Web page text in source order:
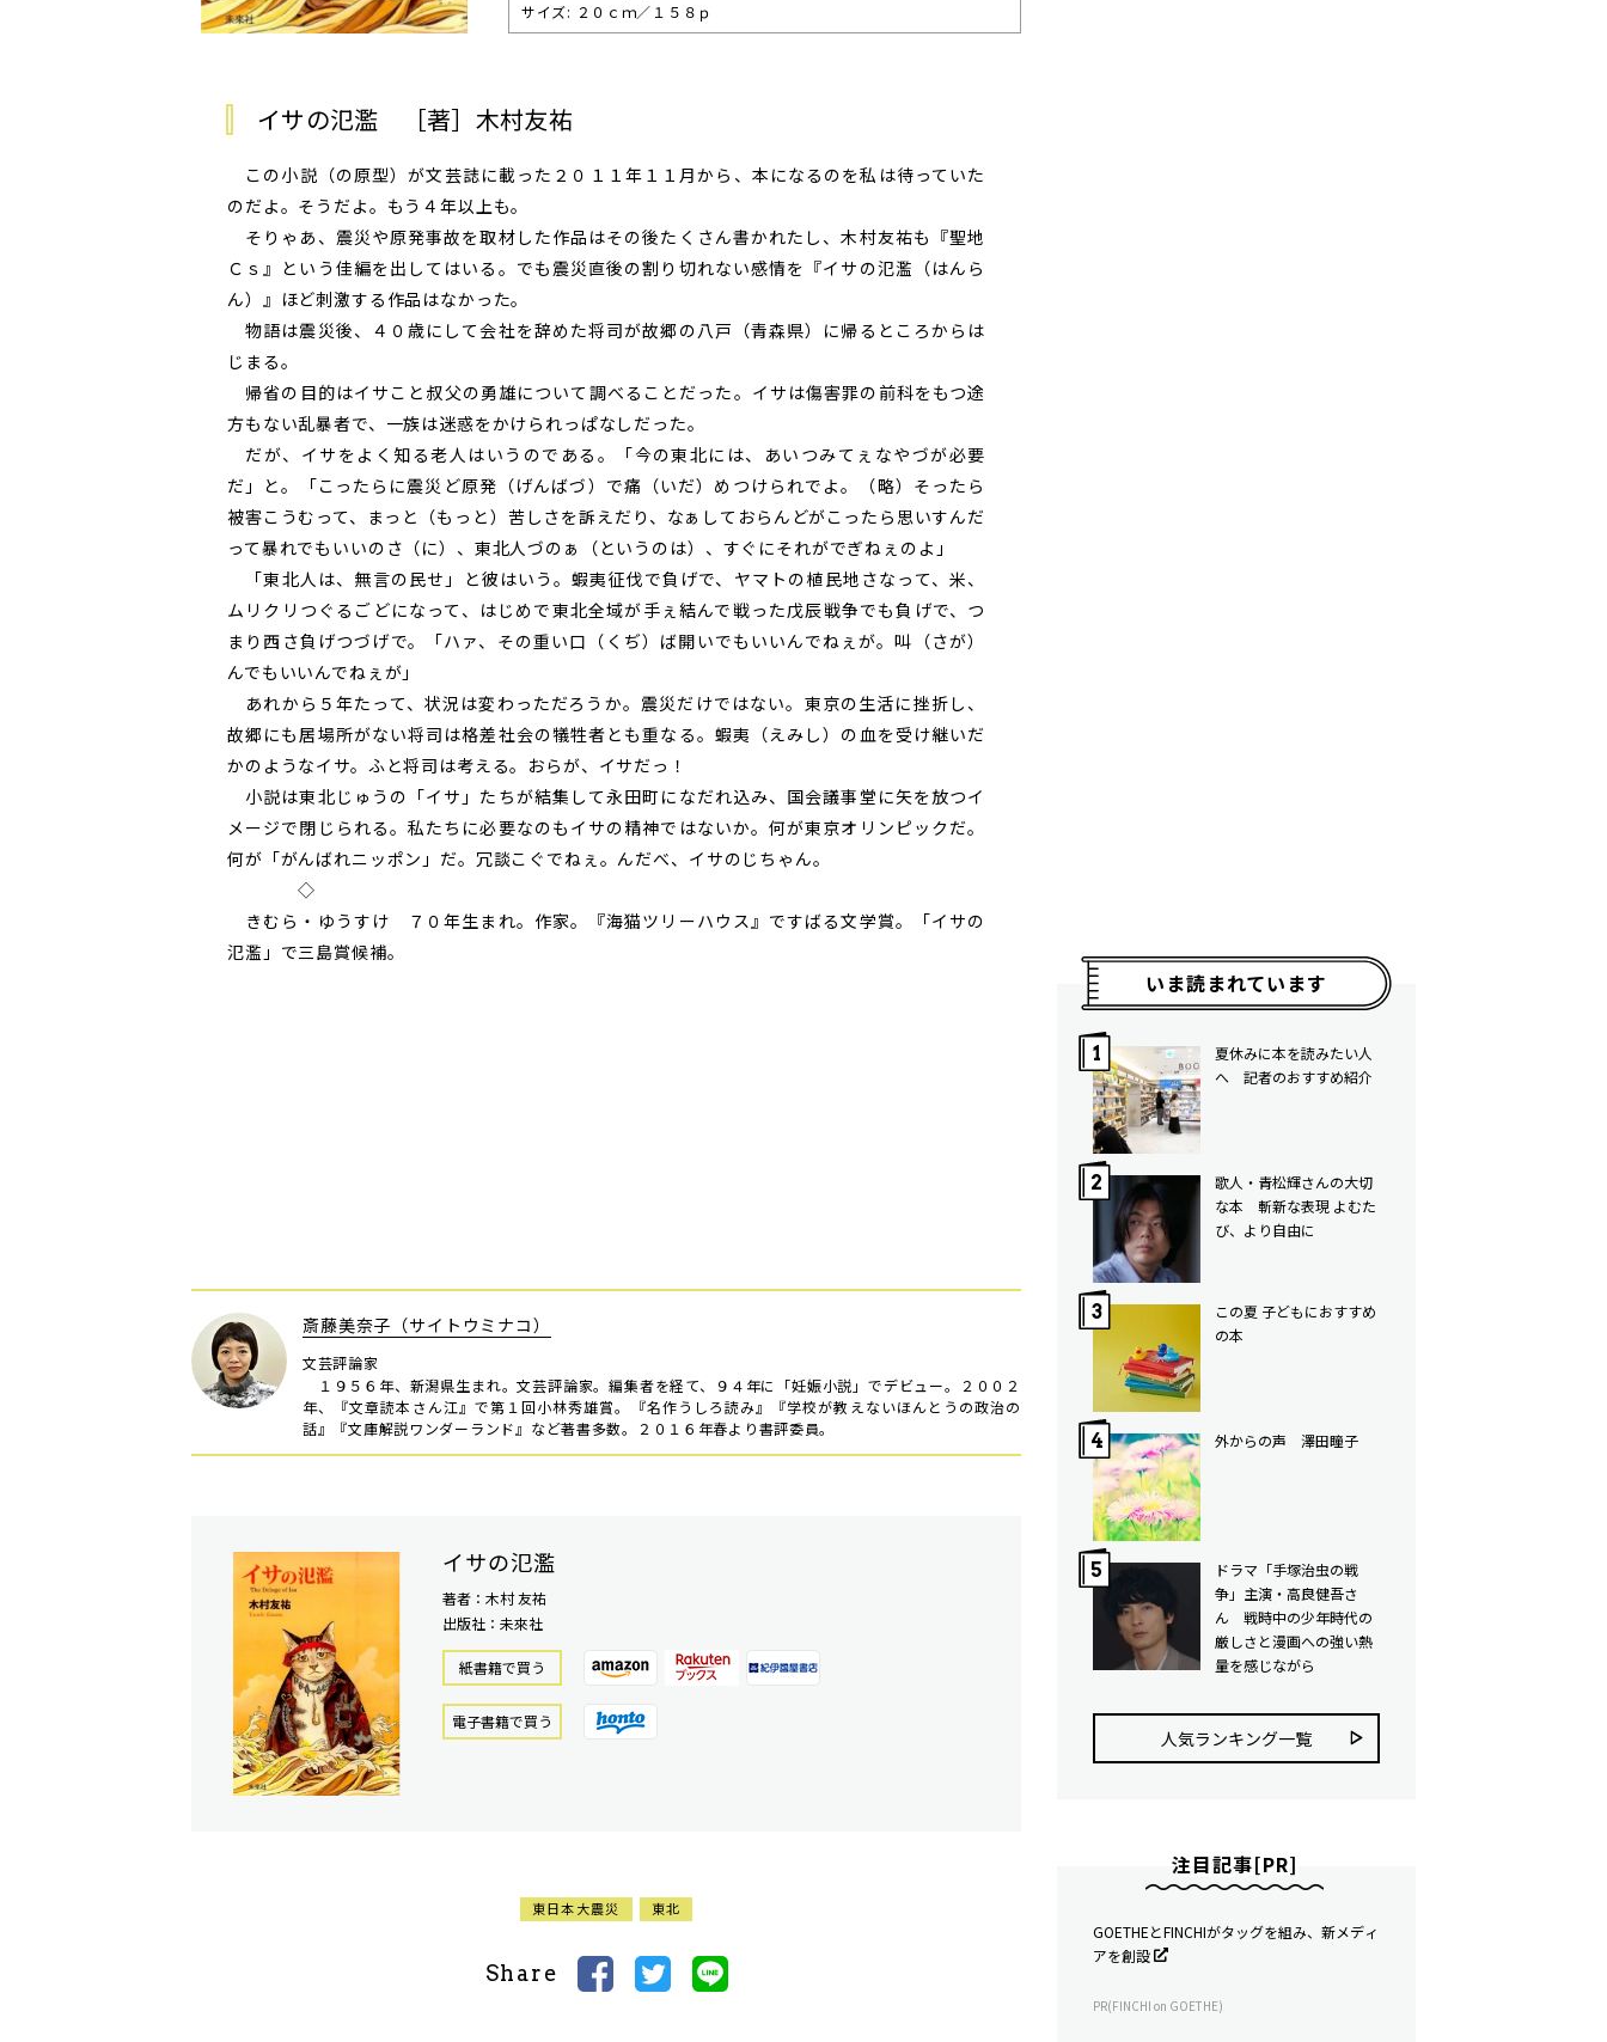
サイズ: ２０ｃｍ／１５８ｐ
イサの氾濫 ［著］木村友祐
この小説（の原型）が文芸誌に載った２０１１年１１月から、本になるのを私は待っていた
のだよ。そうだよ。もう４年以上も。
そりゃあ、震災や原発事故を取材した作品はその後たくさん書かれたし、木村友祐も『聖地
Ｃｓ』という佳編を出してはいる。でも震災直後の割り切れない感情を『イサの氾濫（はんら
ん）』ほど刺激する作品はなかった。
物語は震災後、４０歳にして会社を辞めた将司が故郷の八戸（青森県）に帰るところからは
じまる。
帰省の目的はイサこと叔父の勇雄について調べることだった。イサは傷害罪の前科をもつ途
方もない乱暴者で、一族は迷惑をかけられっぱなしだった。
だが、イサをよく知る老人はいうのである。「今の東北には、あいつみてぇなやづが必要
だ」と。「こったらに震災ど原発（げんばづ）で痛（いだ）めつけられでよ。（略）そったら
被害こうむって、まっと（もっと）苦しさを訴えだり、なぁしておらんどがこったら思いすんだ
って暴れでもいいのさ（に）、東北人づのぁ（というのは）、すぐにそれがでぎねぇのよ」
「東北人は、無言の民せ」と彼はいう。蝦夷征伐で負げで、ヤマトの植民地さなって、米、
ムリクリつぐるごどになって、はじめで東北全域が手ぇ結んで戦った戊辰戦争でも負げで、つ
まり西さ負げつづげで。「ハァ、その重い口（くぢ）ば開いでもいいんでねぇが。叫（さが）
んでもいいんでねぇが」
あれから５年たって、状況は変わっただろうか。震災だけではない。東京の生活に挫折し、
故郷にも居場所がない将司は格差社会の犠牲者とも重なる。蝦夷（えみし）の血を受け継いだ
かのようなイサ。ふと将司は考える。おらが、イサだっ！
小説は東北じゅうの「イサ」たちが結集して永田町になだれ込み、国会議事堂に矢を放つイ
メージで閉じられる。私たちに必要なのもイサの精神ではないか。何が東京オリンピックだ。
何が「がんばれニッポン」だ。冗談こぐでねぇ。んだべ、イサのじちゃん。
◇
きむら・ゆうすけ ７０年生まれ。作家。『海猫ツリーハウス』ですばる文学賞。「イサの
氾濫」で三島賞候補。
斎藤美奈子（サイトウミナコ）
文芸評論家
１９５６年、新潟県生まれ。文芸評論家。編集者を経て、９４年に「妊娠小説」でデビュー。２００２
年、『文章読本さん江』で第１回小林秀雄賞。『名作うしろ読み』『学校が教えないほんとうの政治の
話』『文庫解説ワンダーランド』など著書多数。２０１６年春より書評委員。
イサの氾濫
著者：木村 友祐
出版社：未來社
紙書籍で買う
電⼦書籍で買う
東日本大震災 東北
Share
いま読まれています
夏休みに本を読みたい人
へ 記者のおすすめ紹介
歌人・青松輝さんの大切
な本 斬新な表現 よむた
び、より自由に
この夏 子どもにおすすめ
の本
外からの声 澤田瞳子
ドラマ「手塚治虫の戦
争」主演・高良健吾さ
ん 戦時中の少年時代の
厳しさと漫画への強い熱
量を感じながら
人気ランキング⼀覧
注目記事[PR]
GOETHEとFINCHIがタッグを組み、新メディ
アを創設
PR(FINCHI on GOETHE)